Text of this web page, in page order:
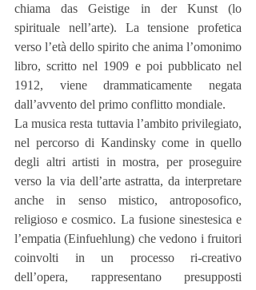
chiama das Geistige in der Kunst (lo
spirituale nell’arte). La tensione profetica
verso l’età dello spirito che anima l’omonimo
libro, scritto nel 1909 e poi pubblicato nel
1912, viene drammaticamente negata
dall’avvento del primo conflitto mondiale.
La musica resta tuttavia l’ambito privilegiato,
nel percorso di Kandinsky come in quello
degli altri artisti in mostra, per proseguire
verso la via dell’arte astratta, da interpretare
anche in senso mistico, antroposofico,
religioso e cosmico. La fusione sinestesica e
l’empatia (Einfuehlung) che vedono i fruitori
coinvolti in un processo ri-creativo
dell’opera, rappresentano presupposti